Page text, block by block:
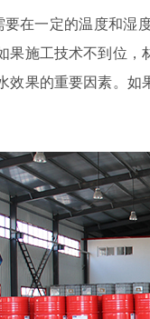
在一定的温度和湿
果施工技术不到位
效果的重要因素。